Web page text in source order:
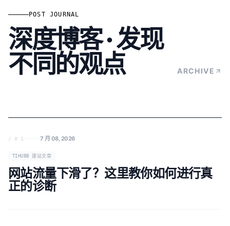
POST JOURNAL
深度博客 · 发现
不同的观点
ARCHIVE
/ 0 1 7 月 08, 2026
TIHUBB 建站文章
网站流量下滑了？这里教你如何进行真
正的诊断